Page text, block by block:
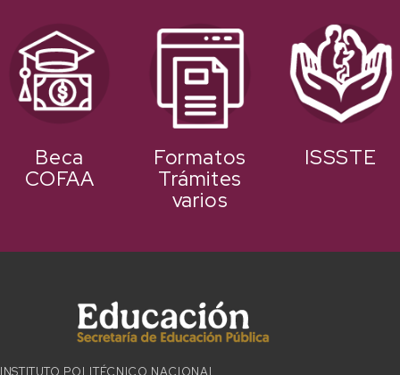
Beca
COFAA
Formatos
Trámites
varios
ISSSTE
INSTITUTO POLITÉCNICO NACIONAL